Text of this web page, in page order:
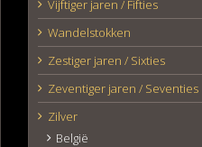
Vijftiger jaren / Fifties
Wandelstokken
Zestiger jaren / Sixties
Zeventiger jaren / Seventies
Zilver
België